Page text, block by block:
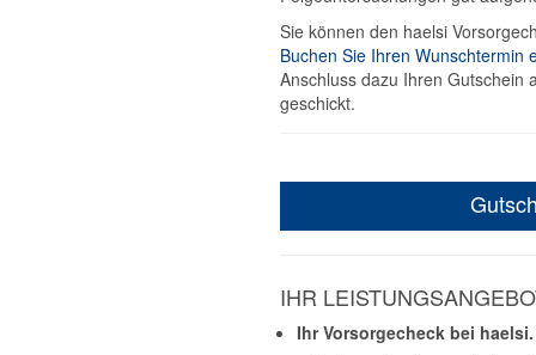
Sie können den haelsi
Buchen Sie Ihren Wunschtermin
Anschluss dazu Ihren Gutschein
geschickt.
IHR
Ihr Vorsorgecheck bei